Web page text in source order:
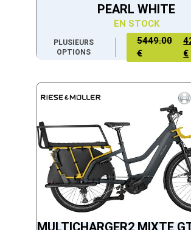
PEARL WHITE
EN STOCK
PLUSIEURS
OPTIONS
5449.00
€
€
MULTICHARGER2 MIXTE